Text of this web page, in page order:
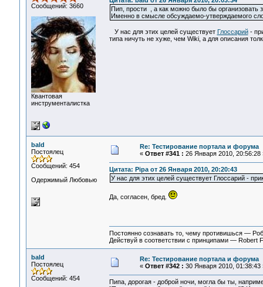
Сообщений: 3660
Квантовая
инструменталистка
Пип, прости , а как можно было бы
Именно в смысле обсуждаемо-утверждаемого
У нас для этих целей существует Глоссарий-
типа ничуть не хуже, чем Wiki, а для описания
bald
Постоялец
Сообщений: 454
Одержимый Любовью
Re: Тестирование портала и форума
« Ответ #341 : 26 Января 2010, 20:56:28
Цитата: Pipa от 26 Января 2010, 20:20:43
У нас для этих целей существует Глоссарий -
Да, согласен, бред.
Постоянно сознавать то, чему противишься —
Действуй в соответствии с принципами — Robert
bald
Постоялец
Сообщений: 454
Re: Тестирование портала и форума
« Ответ #342 : 30 Января 2010, 01:38:43
Пипа, дорогая - доброй ночи, могла бы ты,